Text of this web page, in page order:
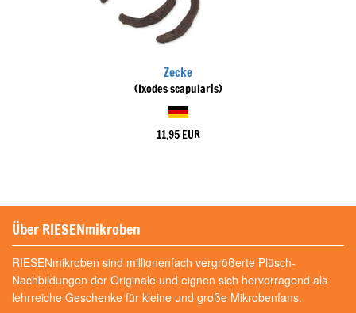
Zecke
(Ixodes scapularis)
11,95 EUR
Über RIESENmikroben
RIESENmikroben sind millionenfach vergrößerte Plüsch-
Nachbildungen der Originale und eignen sich hervorragend als
lehrreiche Geschenke für kleine und große Mikrobenfans.